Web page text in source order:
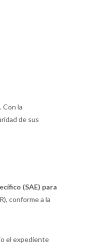
. Con la
de sus
(SAE) para
conforme a la
el expediente